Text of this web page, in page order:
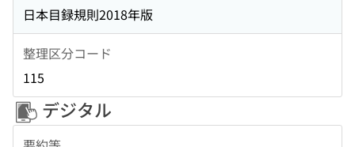
日本目録規則2018年版
整理区分コード
115
デジタル